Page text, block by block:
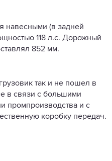
навесными (в задней
118 л.с. Дорожный
852 мм.
так и не пошел в
в связи с большими
промпроизводства и с
коробку передач.